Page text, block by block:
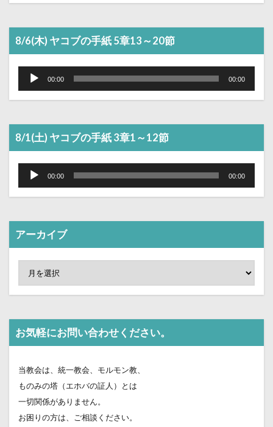
8/6(木) ヤコブの手紙 5章13～20節
音
レ
ー
00:00 00:00
8/1(土) ヤコブの手紙 3章1～12節
音
レ
ー
00:00 00:00
アーカイブ
お気軽にお問い合わせください。
当教会は、統一教会、モルモン教、
ものみの塔（エホバの証人）とは
一切関係がありません。
お困りの方は、ご相談ください。